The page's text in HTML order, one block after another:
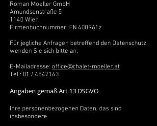
Roman Moeller GmbH
Amundsenstraße 5
1140 Wien
Firmenbuchnummer: FN 400961z
Für jegliche Anfragen betreffend den Datenschutz
wenden Sie sich bitte an:
E-Mailadresse: office@chalet-moeller.at
Tel.: 01 /4842163
Angaben gemäß Art 13 DSGVO
Ihre personenbezogenen Daten, das sind
insbesondere